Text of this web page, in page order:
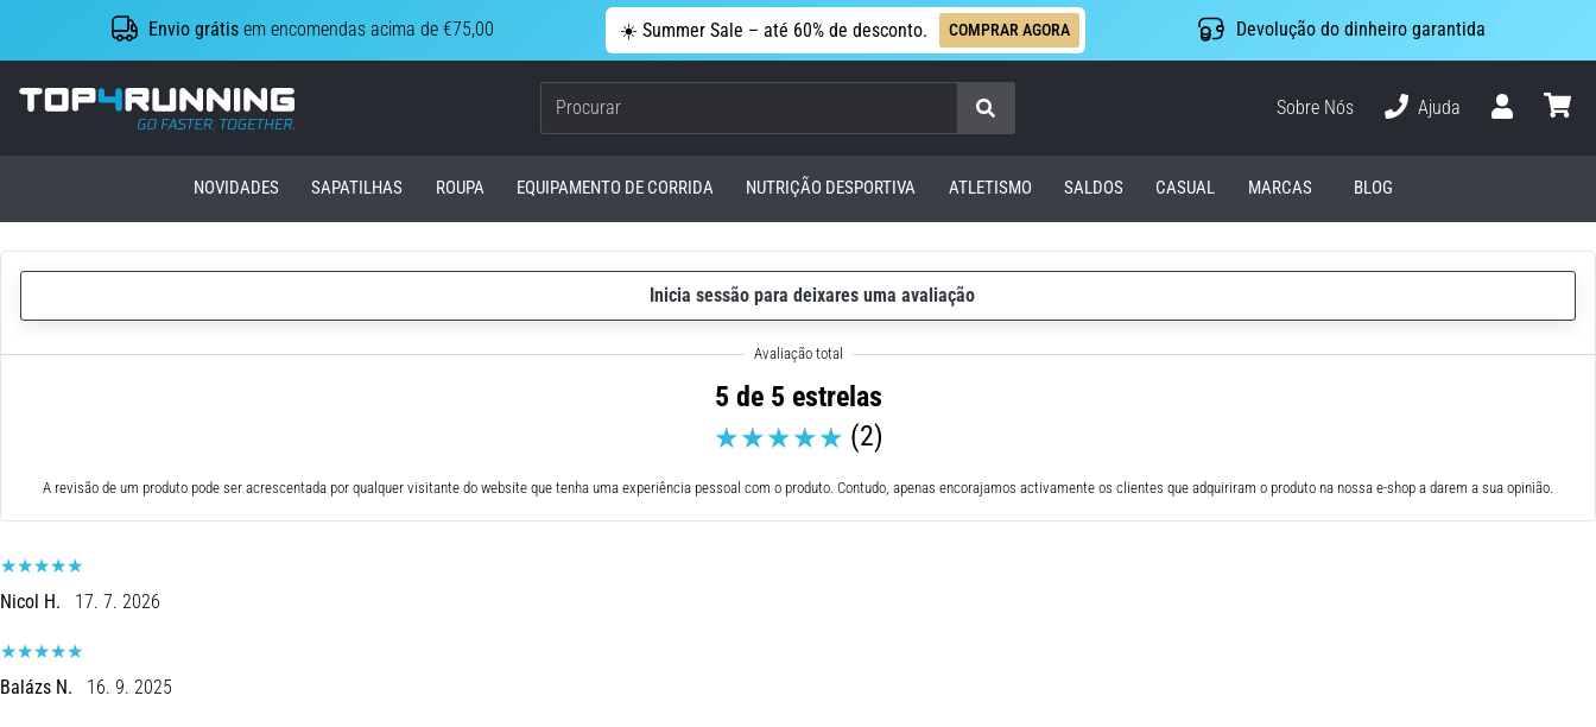
Envio grátis em encomendas acima de €75,00 ☀️ Summer Sale – até 60% de desconto. COMPRAR AGORA Devolução do dinheiro garantida
Top4Running.pt
Procurar
Sobre Nós
Ajuda
NOVIDADES SAPATILHAS ROUPA EQUIPAMENTO DE CORRIDA NUTRIÇÃO DESPORTIVA ATLETISMO SALDOS CASUAL MARCAS BLOG
Inicia sessão para deixares uma avaliação
5 de 5 estrelas
(2)
A revisão de um produto pode ser acrescentada por qualquer visitante do website que tenha uma experiência pessoal com o produto. Contudo, apenas encorajamos activamente os clientes que adquiriram o produto na nossa e-shop a darem a sua opinião.
Nicol H. 17. 7. 2026
Balázs N. 16. 9. 2025